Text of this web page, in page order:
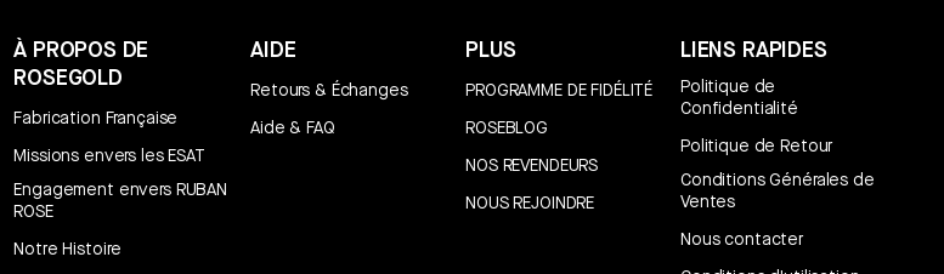
À PROPOS DE
ROSEGOLD
Fabrication Française
Missions envers les ESAT
Engagement envers RUBAN
ROSE
Notre Histoire
AIDE
Retours & Échanges
Aide & FAQ
PLUS
PROGRAMME DE FIDÉLITÉ
ROSEBLOG
NOS REVENDEURS
NOUS REJOINDRE
LIENS RAPIDES
Politique de
Confidentialité
Politique de Retour
Conditions Générales de
Ventes
Nous contacter